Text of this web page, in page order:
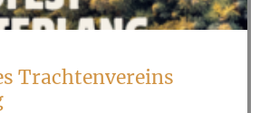
Trachtenvereins